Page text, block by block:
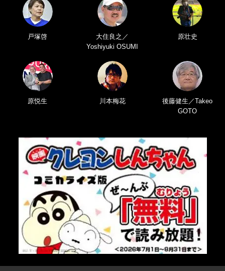
戸塚啓
大住良之／
Yoshiyuki OSUMI
原壮史
原悦生 川本梅花
後藤健生／Takeo
GOTO